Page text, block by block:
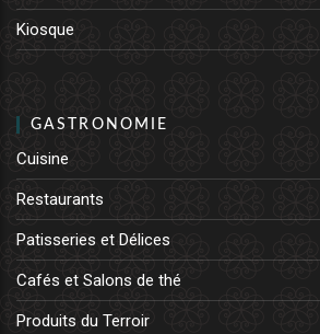
Kiosque
GASTRONOMIE
Cuisine
Restaurants
Patisseries et Délices
Cafés et Salons de thé
Produits du Terroir